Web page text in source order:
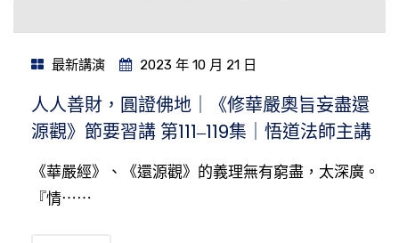
最新講演 2023 年 10 月 21 日
人人善財，圓證佛地｜《修華嚴奧旨妄盡還
源觀》節要習講 第111‒119集｜悟道法師主講
《華嚴經》、《還源觀》的義理無有窮盡，太深廣。
『情⋯⋯